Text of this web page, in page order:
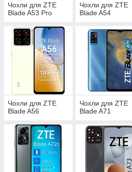
Чохли для ZTE
Blade A53 Pro
Чохли для ZTE
Blade A54
Чохли для ZTE
Blade A56
Чохли для ZTE
Blade A71